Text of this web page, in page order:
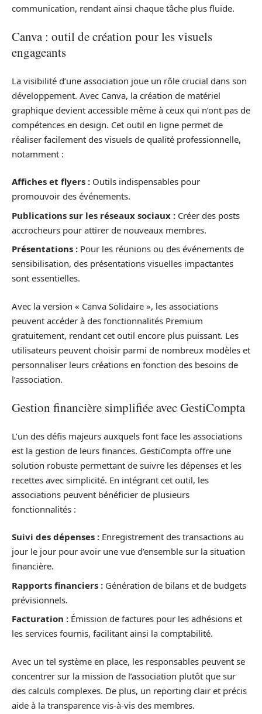
communication, rendant ainsi chaque tâche plus fluide.
Canva : outil de création pour les visuels
engageants
La visibilité d’une association joue un rôle crucial dans son
développement. Avec Canva, la création de matériel
graphique devient accessible même à ceux qui n’ont pas de
compétences en design. Cet outil en ligne permet de
réaliser facilement des visuels de qualité professionnelle,
notamment :
Affiches et flyers : Outils indispensables pour
promouvoir des événements.
Publications sur les réseaux sociaux : Créer des posts
accrocheurs pour attirer de nouveaux membres.
Présentations : Pour les réunions ou des événements de
sensibilisation, des présentations visuelles impactantes
sont essentielles.
Avec la version « Canva Solidaire », les associations
peuvent accéder à des fonctionnalités Premium
gratuitement, rendant cet outil encore plus puissant. Les
utilisateurs peuvent choisir parmi de nombreux modèles et
personnaliser leurs créations en fonction des besoins de
l’association.
Gestion financière simplifiée avec GestiCompta
L’un des défis majeurs auxquels font face les associations
est la gestion de leurs finances. GestiCompta offre une
solution robuste permettant de suivre les dépenses et les
recettes avec simplicité. En intégrant cet outil, les
associations peuvent bénéficier de plusieurs
fonctionnalités :
Suivi des dépenses : Enregistrement des transactions au
jour le jour pour avoir une vue d’ensemble sur la situation
financière.
Rapports financiers : Génération de bilans et de budgets
prévisionnels.
Facturation : Émission de factures pour les adhésions et
les services fournis, facilitant ainsi la comptabilité.
Avec un tel système en place, les responsables peuvent se
concentrer sur la mission de l’association plutôt que sur
des calculs complexes. De plus, un reporting clair et précis
aide à la transparence vis-à-vis des membres.